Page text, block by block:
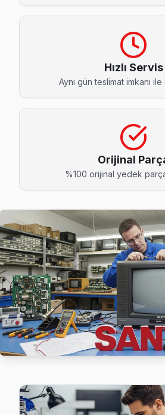
Atatürk Sanyo Servis
Atatürk Sanyo Açılmıyor Arıza →
Emek Sanyo Servis
Sancaktepe'da Emek mahallesi
Eyüp Sultan Sanyo Servis
Eyüp Sultan mahallesinde
Sancaktepe TV Servis Merkezi
Fatih Sanyo Servis
Sancaktepe'da Fatih
Sanyo Servis Merkezi →
Hilal Sanyo Servis
Hilal sakinleri için Sanyo TV
Sanyo Servis Merkezi →
İnönü Sanyo Servis
Sancaktepe genelinde İnönü
İnönü Sanyo Anakart Tamiri →
Sanyo TV HDMI port arızası
Hızlı Servis
Aynı gün teslimat imkanı ile
Orijinal
%100 orijinal yedek